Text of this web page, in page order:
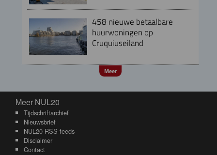
458 nieuwe betaalbare
huurwoningen op
Cruquiuseiland
Meer
Meer NUL20
Meer NUL20
Tijdschriftarchief
Nieuwsbrief
NUL20 RSS-feeds
Disclaimer
Contact